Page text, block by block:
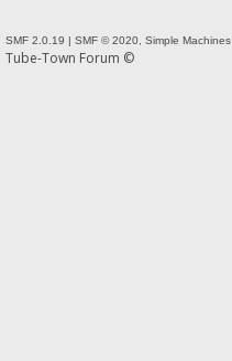
SMF 2.0.19 | SMF © 2020 Simple Machines
Tube-Town Forum ©